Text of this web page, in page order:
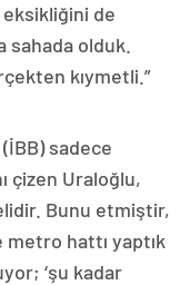
de
sahada olduk.
kıymetli.”
sadece
çizen Uraloğlu,
Bunu etmiştir,
hattı yaptık
‘şu kadar